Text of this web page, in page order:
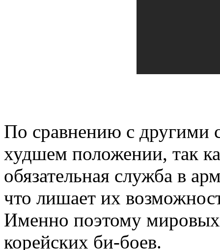
По сравнению с другими
худшем положении, так
обязательная служба в
что лишает их
Именно поэтому мировых
корейских би-боев.